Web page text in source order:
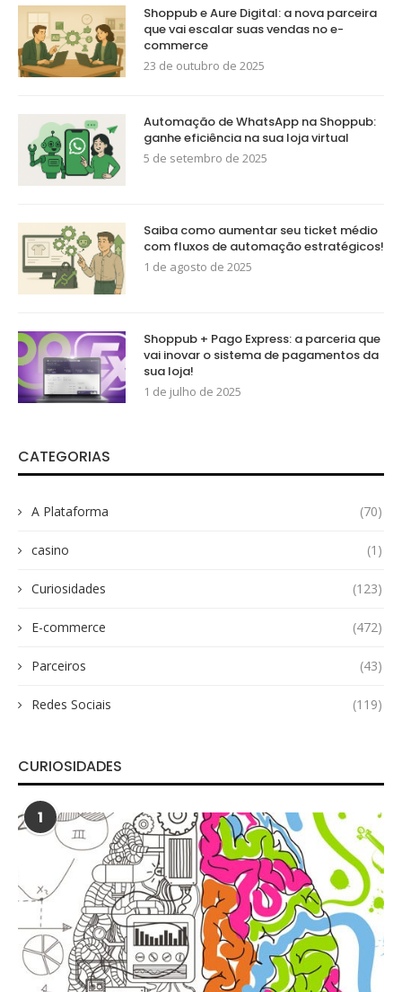
Shoppub e Aure Digital: a nova parceira
que vai escalar suas vendas no e-
commerce
23 de outubro de 2025
Automação de WhatsApp na Shoppub:
ganhe eficiência na sua loja virtual
5 de setembro de 2025
Saiba como aumentar seu ticket médio
com fluxos de automação estratégicos!
1 de agosto de 2025
Shoppub + Pago Express: a parceria que
vai inovar o sistema de pagamentos da
sua loja!
1 de julho de 2025
CATEGORIAS
A Plataforma (70)
casino (1)
Curiosidades (123)
E-commerce (472)
Parceiros (43)
Redes Sociais (119)
CURIOSIDADES
1